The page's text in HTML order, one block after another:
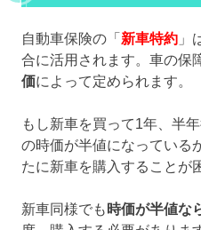
自動車保険の「 新車特約 」
合に活用されます。車の保
価によって定められます。
もし新車を買って1年、半
の時価が半値になっている
たに新車を購入することが
新車同様でも 時価が半値な